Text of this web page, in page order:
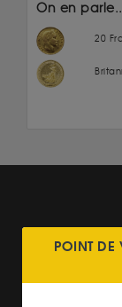
On en
20
POINT